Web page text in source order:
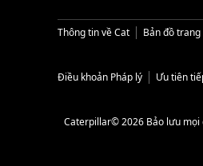
Thông tin về Cat Bản đồ trang
Điều khoản Pháp lý Ưu tiên
Caterpillar© 2026 Bảo lưu mọi